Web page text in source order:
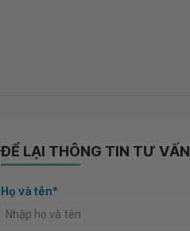
ĐỂ LẠI THÔNG TIN TƯ VẤN
Họ và tên*